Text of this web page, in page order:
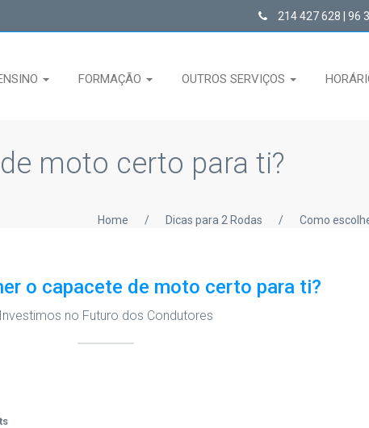
214 427 628 | 96
FORMAÇÃO OUTROS SERVIÇOS
moto certo para ti?
Home / Dicas para 2 Rodas / Como
o capacete de moto certo para ti?
Investimos no Futuro dos Condutores